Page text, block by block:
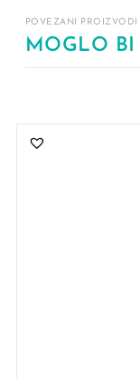
POVEZANI PROIZVODI
MOGLO BI